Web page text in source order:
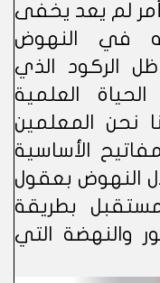
أمر لم يعد يخفى
في النهوض
الركود الذي
العلمية
نحن المعلمين
الأساسية
النهوض بعقول
بطريقة
والنهضة التي